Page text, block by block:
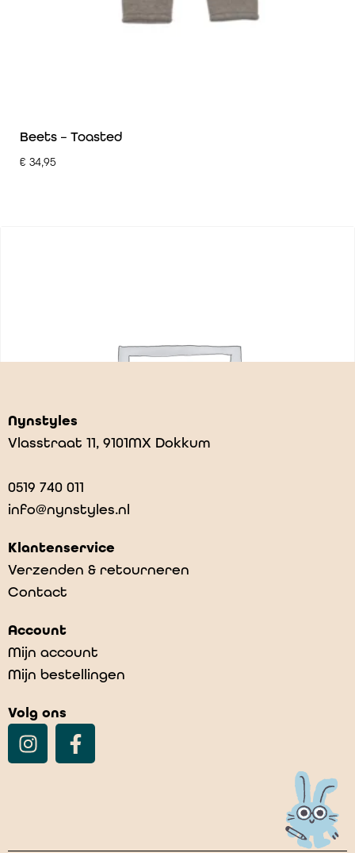
Beets – Toasted
€ 34,95
€7,00
Nynstyles
Vlasstraat 11, 9101MX Dokkum
0519 740 011
info@nynstyles.nl
Klantenservice
Verzenden & retourneren
Contact
Account
Mijn account
Mijn bestellingen
Volg ons